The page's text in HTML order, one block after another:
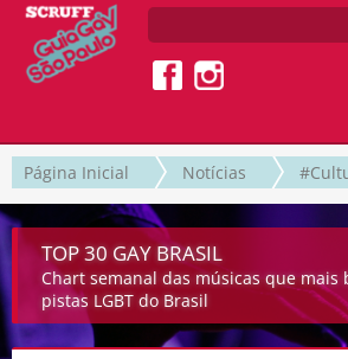
Página Inicial Notícias
TOP 30 GAY BRASIL
Chart semanal das músicas que mais
pistas LGBT do Brasil